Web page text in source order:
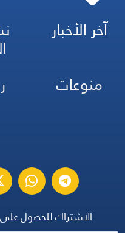
آخر الأخبار
منوعات
الاشتراك للحصول